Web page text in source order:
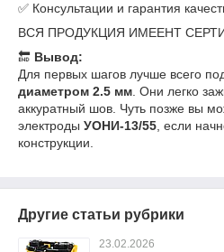
✅ Консультации и гарантия
ВСЯ ПРОДУКЦИЯ ИМЕЕНТ
🔚 Вывод:
Для первых шагов лучше всего
диаметром 2.5 мм. Они легко
аккуратный шов. Чуть позже вы
электроды УОНИ-13/55, если
конструкции.
Другие статьи рубрики
23.02.2026